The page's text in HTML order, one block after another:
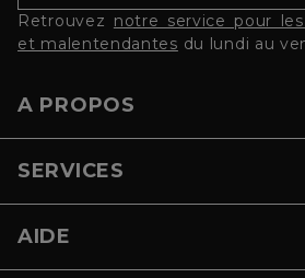
Retrouvez notre service pour
et malentendantes du lundi au
A PROPOS
SERVICES
AIDE